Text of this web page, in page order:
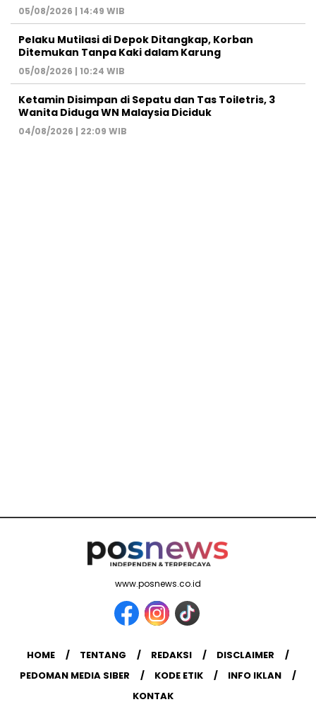
05/08/2026 | 14:49 WIB
Pelaku Mutilasi di Depok Ditangkap, Korban
Ditemukan Tanpa Kaki dalam Karung
05/08/2026 | 10:24 WIB
Ketamin Disimpan di Sepatu dan Tas Toiletris, 3
Wanita Diduga WN Malaysia Diciduk
04/08/2026 | 22:09 WIB
www.posnews.co.id
HOME TENTANG REDAKSI
DISCLAIMER
PEDOMAN MEDIA SIBER
KODE ETIK
INFO IKLAN
KONTAK